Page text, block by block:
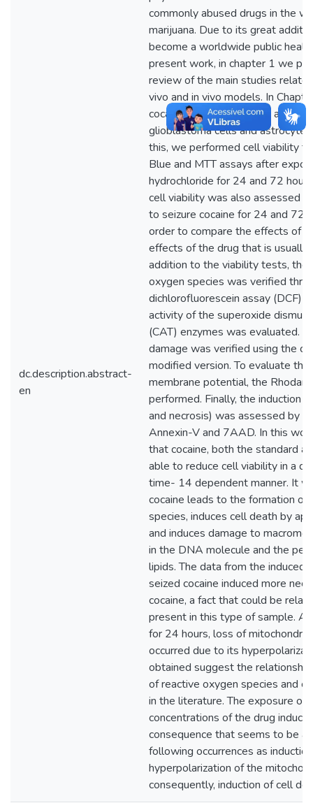
dc.description.abstract-
en
commonly abused drugs in the
marijuana. Due to its great
become a worldwide public
present work, in chapter 1 we
review of the main studies
vivo and in vivo models. In
cocaine toxicity (standard and
glioblastoma cells and astrocyte
this, we performed cell viability
Blue and MTT assays after
hydrochloride for 24 and 72
cell viability was also assessed
to seizure cocaine for 24 and 72
order to compare the effects of
effects of the drug that is usually
addition to the viability tests, the
oxygen species was verified
dichlorofluorescein assay (DCF)
activity of the superoxide
(CAT) enzymes was evaluated.
damage was verified using the
modified version. To evaluate
membrane potential, the
performed. Finally, the induction
and necrosis) was assessed by
Annexin-V and 7AAD. In this
that cocaine, both the standard
able to reduce cell viability in a
time- 14 dependent manner. It
cocaine leads to the formation of
species, induces cell death by
and induces damage to
in the DNA molecule and the
lipids. The data from the
seized cocaine induced more
cocaine, a fact that could be
present in this type of sample.
for 24 hours, loss of
occurred due to its
obtained suggest the
of reactive oxygen species and
in the literature. The exposure of
concentrations of the drug
consequence that seems to be
following occurrences as
hyperpolarization of the
consequently, induction of cell